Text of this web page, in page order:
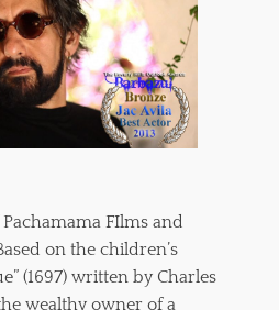
FIlms and
on the children’s
(1697) written by Charles
wealthy owner of a